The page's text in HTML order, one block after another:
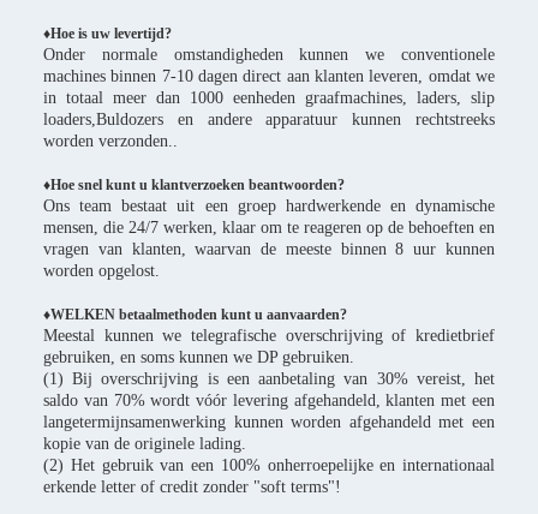
♦Hoe is uw levertijd?
Onder normale omstandigheden kunnen we conventionele
machines binnen 7-10 dagen direct aan klanten leveren, omdat we
in totaal meer dan 1000 eenheden graafmachines, laders, slip
loaders,Buldozers en andere apparatuur kunnen rechtstreeks
worden verzonden..
♦Hoe snel kunt u klantverzoeken beantwoorden?
Ons team bestaat uit een groep hardwerkende en dynamische
mensen, die 24/7 werken, klaar om te reageren op de behoeften en
vragen van klanten, waarvan de meeste binnen 8 uur kunnen
worden opgelost.
♦WELKEN betaalmethoden kunt u aanvaarden?
Meestal kunnen we telegrafische overschrijving of kredietbrief
gebruiken, en soms kunnen we DP gebruiken.
(1) Bij overschrijving is een aanbetaling van 30% vereist, het
saldo van 70% wordt vóór levering afgehandeld, klanten met een
langetermijnsamenwerking kunnen worden afgehandeld met een
kopie van de originele lading.
(2) Het gebruik van een 100% onherroepelijke en internationaal
erkende letter of credit zonder "soft terms"!